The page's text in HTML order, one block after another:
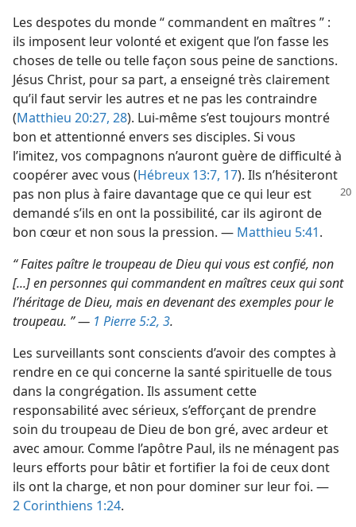
Les despotes du monde “ commandent en maîtres ” :
ils imposent leur volonté et exigent que l’on fasse les
choses de telle ou telle façon sous peine de sanctions.
Jésus Christ, pour sa part, a enseigné très clairement
qu’il faut servir les autres et ne pas les contraindre
(Matthieu 20:27, 28). Lui-​même s’est toujours montré
bon et attentionné envers ses disciples. Si vous
l’imitez, vos compagnons n’auront guère de difficulté à
coopérer avec vous (Hébreux 13:7, 17). Ils n’hésiteront
pas non plus à faire davantage que ce qui leur est
demandé s’ils en ont la possibilité, car ils agiront de
bon cœur et non sous la pression. — Matthieu 5:41.
“ Faites paître le troupeau de Dieu qui vous est confié, non
[...] en personnes qui commandent en maîtres ceux qui sont
l’héritage de Dieu, mais en devenant des exemples pour le
troupeau. ” — 1 Pierre 5:2, 3.
Les surveillants sont conscients d’avoir des comptes à
rendre en ce qui concerne la santé spirituelle de tous
dans la congrégation. Ils assument cette
responsabilité avec sérieux, s’efforçant de prendre
soin du troupeau de Dieu de bon gré, avec ardeur et
avec amour. Comme l’apôtre Paul, ils ne ménagent pas
leurs efforts pour bâtir et fortifier la foi de ceux dont
ils ont la charge, et non pour dominer sur leur foi. —
2 Corinthiens 1:24.